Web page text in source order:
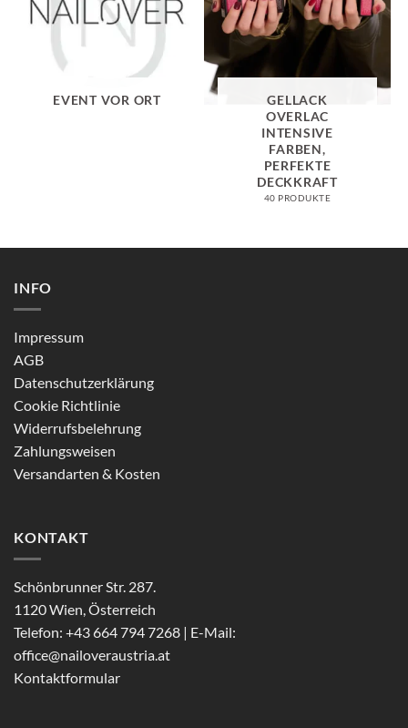
EVENT VOR ORT
GELLACK
OVERLAC
INTENSIVE
FARBEN,
PERFEKTE
DECKKRAFT
40 PRODUKTE
INFO
Impressum
AGB
Datenschutzerklärung
Cookie Richtlinie
Widerrufsbelehrung
Zahlungsweisen
Versandarten & Kosten
KONTAKT
Schönbrunner Str. 287.
1120 Wien, Österreich
Telefon: +43 664 794 7268 | E-Mail:
office@nailoveraustria.at
Kontaktformular